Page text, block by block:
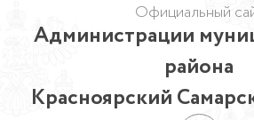
Официальный
Администрации
района
Красноярский